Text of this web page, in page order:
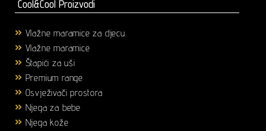
Cool&Cool Proizvodi
Vlažne maramice za djecu
Vlažne maramice
Štapići za uši
Premium range
Osvježivači prostora
Njega za bebe
Njega kože